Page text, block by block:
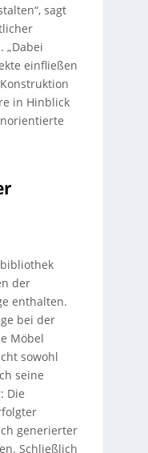
sagt
„Dabei
einfließen
in Hinblick
der
enthalten.
bei der
Möbel
sowohl
seine
Die
generierter
Schließlich